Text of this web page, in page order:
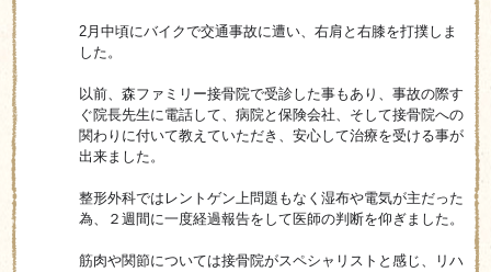
2月中頃にバイクで交通事故に遭い、右肩と右膝を打撲しま
した。
以前、森ファミリー接骨院で受診した事もあり、事故の際す
ぐ院長先生に電話して、病院と保険会社、そして接骨院への
関わりに付いて教えていただき、安心して治療を受ける事が
出来ました。
整形外科ではレントゲン上問題もなく湿布や電気が主だった
為、２週間に一度経過報告をして医師の判断を仰ぎました。
筋肉や関節については接骨院がスペシャリストと感じ、リハ